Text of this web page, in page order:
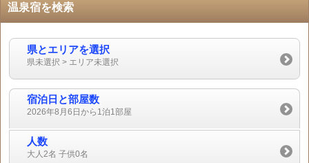
温泉宿を検索
県とエリアを選択
県未選択 > エリア未選択
宿泊日と部屋数
2026年8月6日から1泊1部屋
人数
大人2名 子供0名